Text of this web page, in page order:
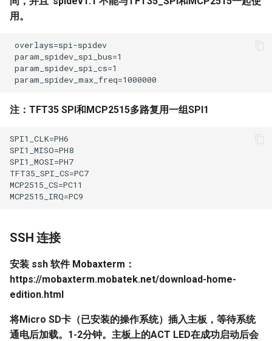
用。
注：TFT35 SPI和MCP2515多路复用一组SPI1
SSH 连接
安装 ssh 软件 Mobaxterm：
https://mobaxterm.mobatek.net/download-home-
edition.html
将Micro SD卡（已安装的操作系统）插入主板，等待系统
通电后加载。1-2分钟。主板上的ACT LED在成功启动后会